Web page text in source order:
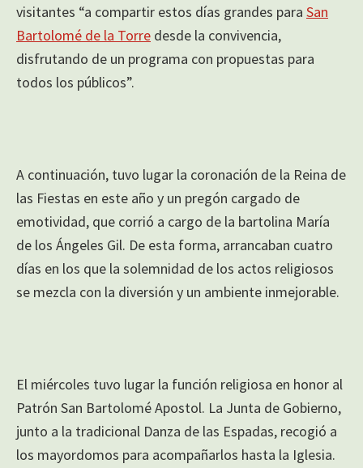
visitantes “a compartir estos días grandes para San
Bartolomé de la Torre desde la convivencia,
disfrutando de un programa con propuestas para
todos los públicos”.
A continuación, tuvo lugar la coronación de la Reina de
las Fiestas en este año y un pregón cargado de
emotividad, que corrió a cargo de la bartolina María
de los Ángeles Gil. De esta forma, arrancaban cuatro
días en los que la solemnidad de los actos religiosos
se mezcla con la diversión y un ambiente inmejorable.
El miércoles tuvo lugar la función religiosa en honor al
Patrón San Bartolomé Apostol. La Junta de Gobierno,
junto a la tradicional Danza de las Espadas, recogió a
los mayordomos para acompañarlos hasta la Iglesia.